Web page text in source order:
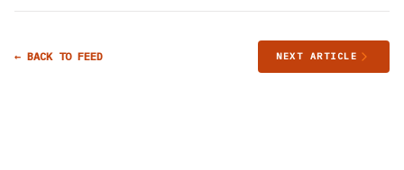
← BACK TO FEED NEXT ARTICLE